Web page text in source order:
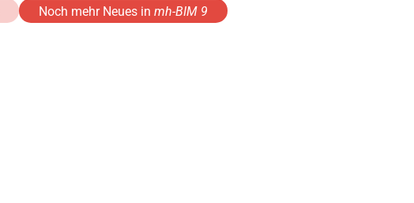
Noch mehr Neues inmh-BIM 9